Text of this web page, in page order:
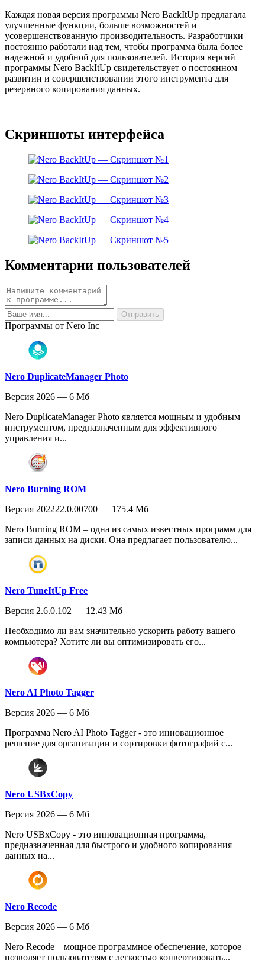
Каждая новая версия программы Nero BackItUp предлагала
улучшенные функции, больше возможностей и
усовершенствованную производительность. Разработчики
постоянно работали над тем, чтобы программа была более
надежной и удобной для пользователей. История версий
программы Nero BackItUp свидетельствует о постоянном
развитии и совершенствовании этого инструмента для
резервного копирования данных.
Скриншоты интерфейса
Комментарии пользователей
Программы от Nero Inc
Nero DuplicateManager Photo
Версия 2026 — 6 Мб
Nero DuplicateManager Photo является мощным и удобным
инструментом, предназначенным для эффективного
управления и...
Nero Burning ROM
Версия 202222.0.00700 — 175.4 Мб
Nero Burning ROM – одна из самых известных программ для
записи данных на диски. Она предлагает пользователю...
Nero TuneItUp Free
Версия 2.6.0.102 — 12.43 Мб
Необходимо ли вам значительно ускорить работу вашего
компьютера? Хотите ли вы оптимизировать его...
Nero AI Photo Tagger
Версия 2026 — 6 Мб
Программа Nero AI Photo Tagger - это инновационное
решение для организации и сортировки фотографий с...
Nero USBxCopy
Версия 2026 — 6 Мб
Nero USBxCopy - это инновационная программа,
предназначенная для быстрого и удобного копирования
данных на...
Nero Recode
Версия 2026 — 6 Мб
Nero Recode – мощное программное обеспечение, которое
позволяет пользователям с легкостью конвертировать...